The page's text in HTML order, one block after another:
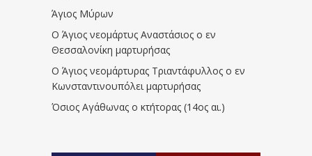
Άγιος Μύρων
Ο Άγιος νεομάρτυς Αναστάσιος ο εν
Θεσσαλονίκη μαρτυρήσας
Ο Άγιος νεομάρτυρας Τριαντάφυλλος ο εν
Κωνσταντινουπόλει μαρτυρήσας
Όσιος Αγάθωνας ο κτήτορας (14ος αι.)